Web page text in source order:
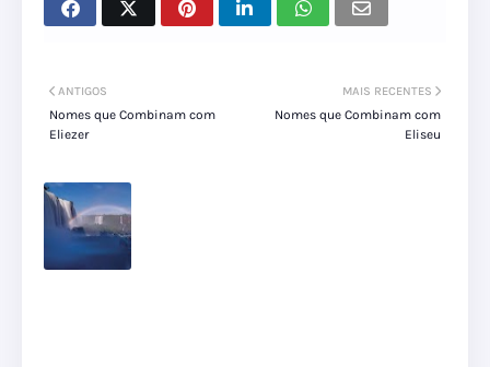
MAIS RECENTES
Nomes que Combinam com
Eliseu
ANTIGOS
Nomes que Combinam com
Eliezer